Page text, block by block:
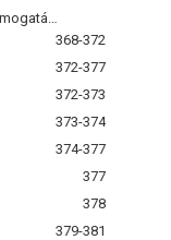
368-372
372-377
372-373
373-374
374-377
377
378
379-381